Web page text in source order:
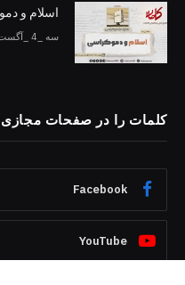
اسلام و
سه _4 _آگست _2026AH 4-8-2026AD
کلمات را در صفحات مجازی
Facebook
YouTube